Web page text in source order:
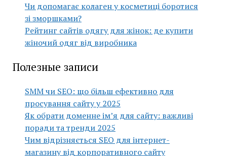
Чи допомагає колаген у косметиці боротися
зі зморшками?
Рейтинг сайтів одягу для жінок: де купити
жіночий одяг від виробника
Полезные записи
SMM чи SEO: що більш ефективно для
просування сайту у 2025
Як обрати доменне ім’я для сайту: важливі
поради та тренди 2025
Чим відрізняється SEO для інтернет-
магазину від корпоративного сайту